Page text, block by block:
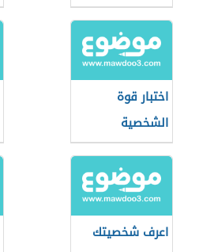
اختبار قوة
الشخصية
اعرف شخصيتك